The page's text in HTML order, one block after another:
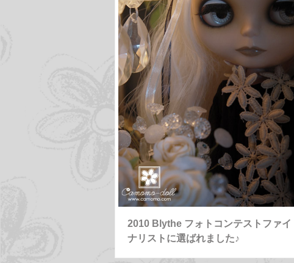
2010 Blythe フォトコンテストファイ
ナリストに選ばれました♪